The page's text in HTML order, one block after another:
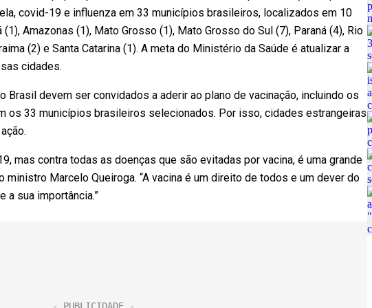
covid-19 e influenza em 33 municípios brasileiros, localizados em 10
Amazonas (1), Mato Grosso (1), Mato Grosso do Sul (7), Paraná (4), Rio
(2) e Santa Catarina (1). A meta do Ministério da Saúde é atualizar a
cidades.
devem ser convidados a aderir ao plano de vacinação, incluindo os
os 33 municípios brasileiros selecionados. Por isso, cidades estrangeiras
mas contra todas as doenças que são evitadas por vacina, é uma grande
ministro Marcelo Queiroga. “A vacina é um direito de todos e um dever do
a sua importância.”